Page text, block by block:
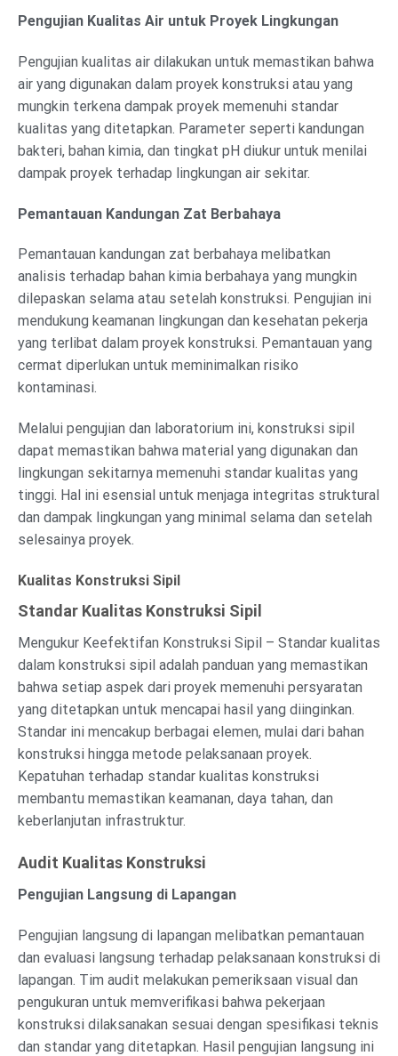
Pengujian Kualitas Air untuk Proyek Lingkungan
Pengujian kualitas air dilakukan untuk memastikan bahwa
air yang digunakan dalam proyek konstruksi atau yang
mungkin terkena dampak proyek memenuhi standar
kualitas yang ditetapkan. Parameter seperti kandungan
bakteri, bahan kimia, dan tingkat pH diukur untuk menilai
dampak proyek terhadap lingkungan air sekitar.
Pemantauan Kandungan Zat Berbahaya
Pemantauan kandungan zat berbahaya melibatkan
analisis terhadap bahan kimia berbahaya yang mungkin
dilepaskan selama atau setelah konstruksi. Pengujian ini
mendukung keamanan lingkungan dan kesehatan pekerja
yang terlibat dalam proyek konstruksi. Pemantauan yang
cermat diperlukan untuk meminimalkan risiko
kontaminasi.
Melalui pengujian dan laboratorium ini, konstruksi sipil
dapat memastikan bahwa material yang digunakan dan
lingkungan sekitarnya memenuhi standar kualitas yang
tinggi. Hal ini esensial untuk menjaga integritas struktural
dan dampak lingkungan yang minimal selama dan setelah
selesainya proyek.
Kualitas Konstruksi Sipil
Standar Kualitas Konstruksi Sipil
Mengukur Keefektifan Konstruksi Sipil – Standar kualitas
dalam konstruksi sipil adalah panduan yang memastikan
bahwa setiap aspek dari proyek memenuhi persyaratan
yang ditetapkan untuk mencapai hasil yang diinginkan.
Standar ini mencakup berbagai elemen, mulai dari bahan
konstruksi hingga metode pelaksanaan proyek.
Kepatuhan terhadap standar kualitas konstruksi
membantu memastikan keamanan, daya tahan, dan
keberlanjutan infrastruktur.
Audit Kualitas Konstruksi
Pengujian Langsung di Lapangan
Pengujian langsung di lapangan melibatkan pemantauan
dan evaluasi langsung terhadap pelaksanaan konstruksi di
lapangan. Tim audit melakukan pemeriksaan visual dan
pengukuran untuk memverifikasi bahwa pekerjaan
konstruksi dilaksanakan sesuai dengan spesifikasi teknis
dan standar yang ditetapkan. Hasil pengujian langsung ini